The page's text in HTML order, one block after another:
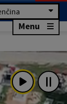
Menu